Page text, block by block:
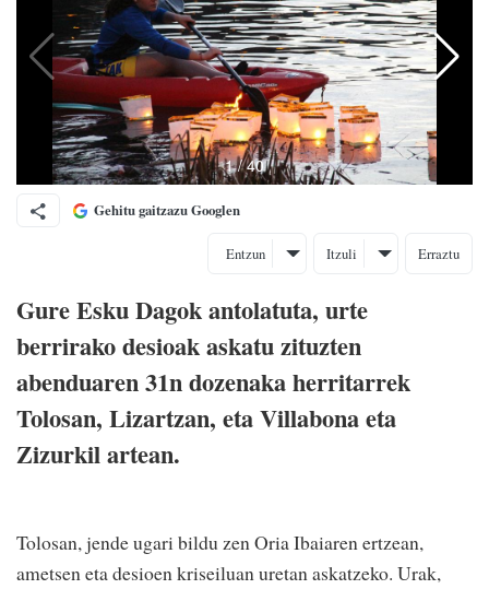
Gehitu gaitzazu Googlen
Entzun Itzuli Erraztu
Gure Esku Dagok antolatuta, urte
berrirako desioak askatu zituzten
abenduaren 31n dozenaka herritarrek
Tolosan, Lizartzan, eta Villabona eta
Zizurkil artean.
Tolosan, jende ugari bildu zen Oria Ibaiaren ertzean,
ametsen eta desioen kriseiluan uretan askatzeko. Urak,